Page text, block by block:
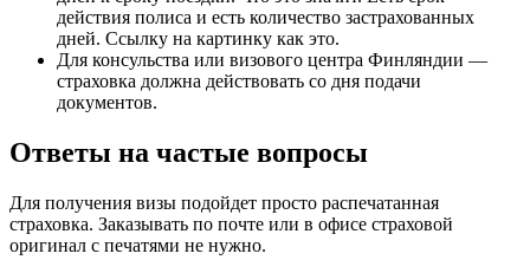
действия полиса и есть количество застрахованных
дней. Ссылку на картинку как это.
Для консульства или визового центра Финляндии —
страховка должна действовать со дня подачи
документов.
Ответы на частые вопросы
Для получения визы подойдет просто распечатанная
страховка. Заказывать по почте или в офисе страховой
оригинал с печатями не нужно.